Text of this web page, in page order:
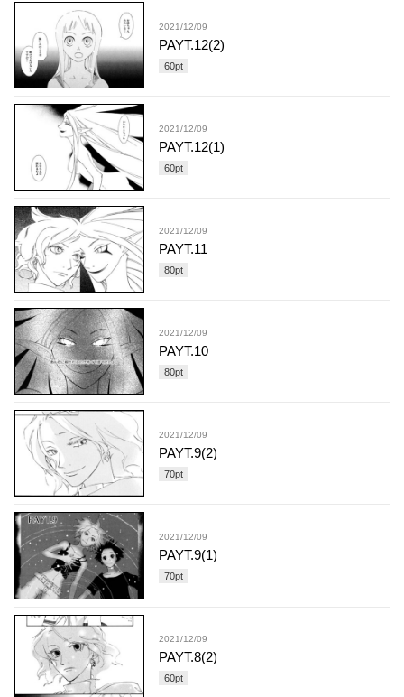
2021/12/09
PAYT.12(2)
60pt
2021/12/09
PAYT.12(1)
60pt
2021/12/09
PAYT.11
80pt
2021/12/09
PAYT.10
80pt
2021/12/09
PAYT.9(2)
70pt
2021/12/09
PAYT.9(1)
70pt
2021/12/09
PAYT.8(2)
60pt